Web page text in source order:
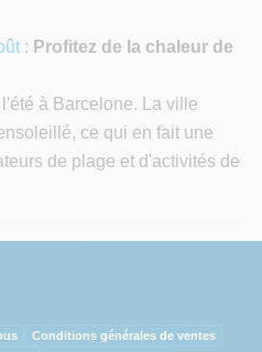
: Profitez de la chaleur de
à Barcelone. La ville
ce qui en fait une
de plage et d'activités de
Conditions générales de ventes